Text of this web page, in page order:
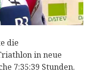
die
in neue
7:35:39 Stunden.